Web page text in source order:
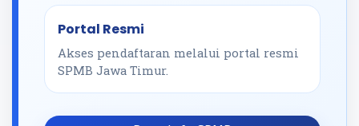
Portal Resmi
Akses pendaftaran melalui portal resmi
SPMB Jawa Timur.